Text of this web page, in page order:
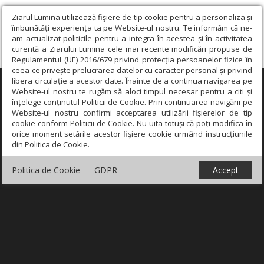
Ziarul Lumina utilizează fişiere de tip cookie pentru a personaliza și
îmbunătăți experiența ta pe Website-ul nostru. Te informăm că ne-
am actualizat politicile pentru a integra în acestea și în activitatea
curentă a Ziarului Lumina cele mai recente modificări propuse de
Regulamentul (UE) 2016/679 privind protecția persoanelor fizice în
ceea ce privește prelucrarea datelor cu caracter personal și privind
libera circulație a acestor date. Înainte de a continua navigarea pe
Website-ul nostru te rugăm să aloci timpul necesar pentru a citi și
înțelege conținutul Politicii de Cookie. Prin continuarea navigării pe
Website-ul nostru confirmi acceptarea utilizării fişierelor de tip
cookie conform Politicii de Cookie. Nu uita totuși că poți modifica în
orice moment setările acestor fişiere cookie urmând instrucțiunile
din Politica de Cookie.
Politica de Cookie GDPR Accept
×